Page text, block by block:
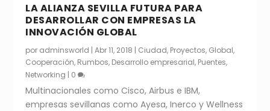
LA ALIANZA SEVILLA FUTURA PARA
DESARROLLAR CON EMPRESAS LA
INNOVACIÓN GLOBAL
por adminsworld |Abr 11, 2018 | Ciudad, Proyectos, Global,
Cooperación, Rumbos, Desarrollo empresarial, Puentes,
Networking | 0
Multinacionales como Cisco, Airbus e IBM,
empresas sevillanas como Ayesa, Inerco y Wellness